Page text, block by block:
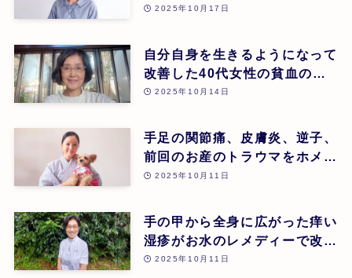
回2025年10月17日
自分自身を生きるようになって
改善した40代女性の貧血のケ
ース | 安藤久美子 | 第26回
2025年10月14日
手足の関節痛、皮膚炎、逆子、
前回のお産のトラウマをホメオ
パシーでケアし幸せなお産に至
回
2025年10月11日
手の甲から全身に広がった痒い
湿疹がお水のレメディーで改善
されたケース | 増田敬子 | 第
2025年10月11日